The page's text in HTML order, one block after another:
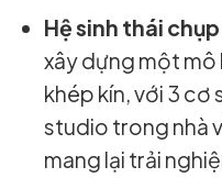
Hệ sinh thái
xây dựng một mô
khép kín, với 3 cơ
studio trong nhà
mang lại trải